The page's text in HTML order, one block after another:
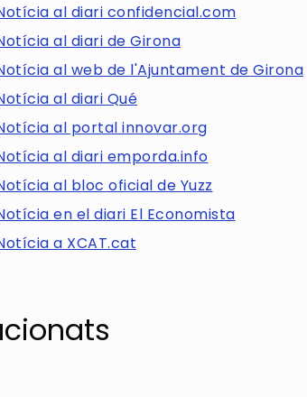
al diari confidencial.com
al diari de Girona
al web de l'Ajuntament de Girona
al diari Qué
al portal innovar.org
al diari emporda.info
al bloc oficial de Yuzz
en el diari El Economista
a XCAT.cat